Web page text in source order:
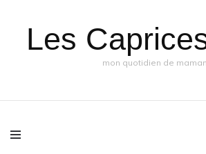
Les
mon quotidien de maman